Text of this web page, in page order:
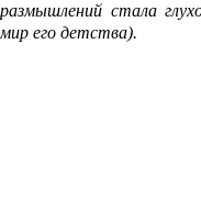
размышлений стала
мир его детства).